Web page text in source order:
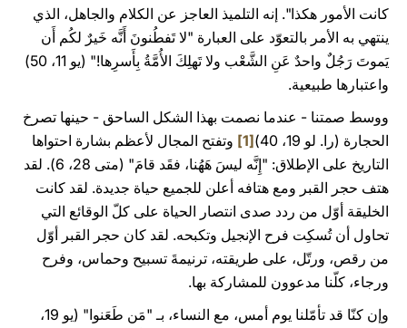
كانت الأمور هكذا". إنه التلميذ العاجز عن الكلام والجاهل، الذي
ينتهي به الأمر بالتعوّد على العبارة "لا تَفطُنونَ أَنَّه خَيرٌ لكُم أَن
يَموتَ رَجُلٌ واحدٌ عَنِ الشَّعْب ولا تَهلِكَ الأُمَّةُ بِأَسرِها!" (يو 11، 50)
واعتبارها طبيعية.
ووسط صمتنا - عندما نصمت بهذا الشكل الساحق - حينها تصرخ
الحجارة (را. لو 19، 40)
[1]
وتفتح المجال لأعظم بشارة احتواها
التاريخ على الإطلاق: "إِنَّه ليسَ هَهُنا، فقَد قامَ" (متى 28، 6). لقد
هتف حجر القبر ومع هتافه أعلن للجميع حياة جديدة. لقد كانت
الخليقة أوّل من ردد صدى انتصار الحياة على كلّ الوقائع التي
تحاول أن تُسكِت فرح الإنجيل وتكبحه. لقد كان حجر القبر أوّل
من رقص، ورتّل، على طريقته، ترنيمةَ تسبيح وحماس، وفرح
ورجاء، كلّنا مدعوون للمشاركة بها.
وإن كنّا قد تأمّلنا يوم أمس، مع النساء، بـ "مَن طَعَنوا" (يو 19،